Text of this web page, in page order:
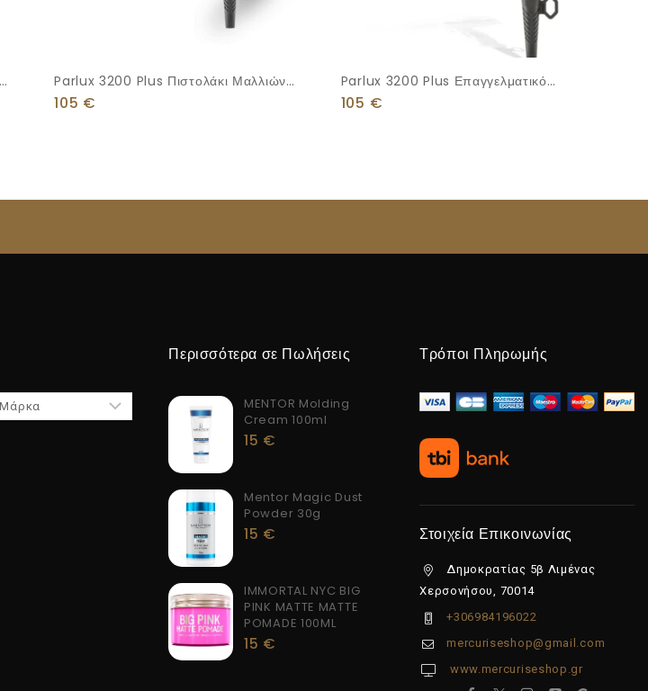
Parlux 3200 Plus Πιστολάκι Μαλλιών
1900W
105 €
Parlux 3200 Plus Επαγγελματικό
Πιστολάκι Μαλλιών 1900W Silver
105 €
Περισσότερα σε Πωλήσεις
MENTOR Molding
Cream 100ml
15 €
Mentor Magic Dust
Powder 30g
15 €
IMMORTAL NYC BIG
PINK MATTE MATTE
POMADE 100ML
15 €
Τρόποι Πληρωμής
Στοιχεία Επικοινωνίας
Δημοκρατίας 5β Λιμένας
Χερσονήσου, 70014
+306984196022
mercuriseshop@gmail.com
www.mercuriseshop.gr